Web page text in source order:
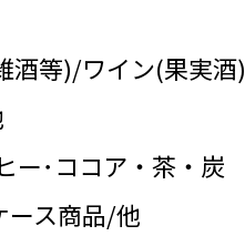
等)/ワイン(果実
･ココア・茶・炭
ース商品/他